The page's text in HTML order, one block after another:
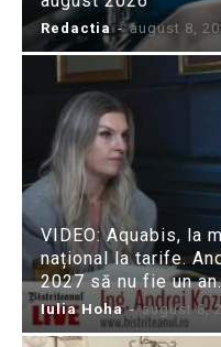
Redactia - august 8,
VIDEO: Aquabis, la
național la tarife.
2027 să nu fie un
Iulia Hoha - august 8,